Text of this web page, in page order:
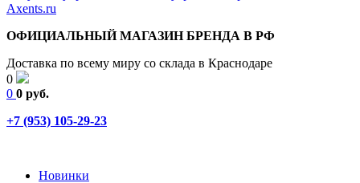
ОФИЦИАЛЬНЫЙ МАГАЗИН БРЕНДА В РФ
Доставка по всему миру со склада в Краснодаре
0
0 0 руб.
+7 (953) 105-29-23
Новинки